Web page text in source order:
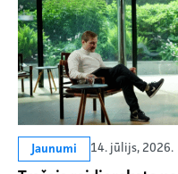
Jaunumi 14. jūlijs, 2026.